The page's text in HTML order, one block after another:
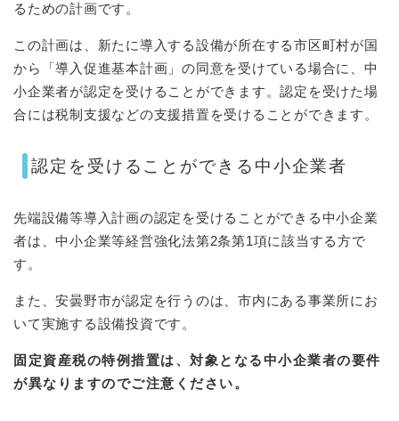
るための計画です。
この計画は、新たに導入する設備が所在する市区町村が国
から「導入促進基本計画」の同意を受けている場合に、中
小企業者が認定を受けることができます。認定を受けた場
合には税制支援などの支援措置を受けることができます。
認定を受けることができる中小企業者
先端設備等導入計画の認定を受けることができる中小企業
者は、中小企業等経営強化法第2条第1項に該当する方で
す。
また、安曇野市が認定を行うのは、市内にある事業所にお
いて実施する設備投資です。
固定資産税の特例措置は、対象となる中小企業者の要件
が異なりますのでご注意ください。